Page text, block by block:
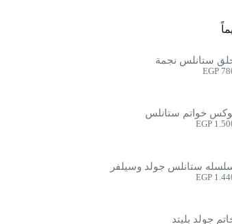
ستانلس نجمة
EGP
خواتم ستانلس
EGP
ستانلس جولد وسيلفر
EGP
جولد بليتد